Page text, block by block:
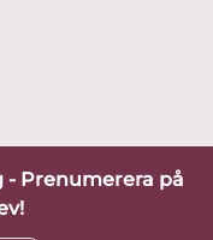
- Prenumerera på